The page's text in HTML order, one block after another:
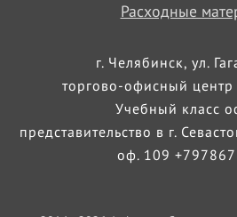
Расходные
г. Челябинск, ул.
торгово-офисный
Учебный класс
представительство в г.
оф. 109